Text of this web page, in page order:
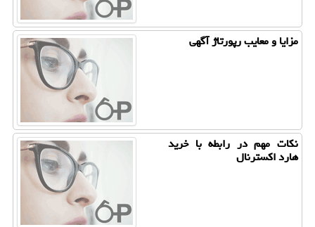
مزایا و معایب رپورتاژ آگهی
نكات مهم در رابطه با خرید
هارد اكسترنال